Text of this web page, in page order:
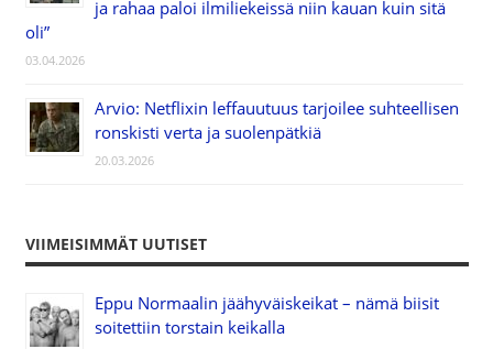
ja rahaa paloi ilmiliekeissä niin kauan kuin sitä
oli”
03.04.2026
Arvio: Netflixin leffauutuus tarjoilee suhteellisen
ronskisti verta ja suolenpätkiä
20.03.2026
VIIMEISIMMÄT UUTISET
Eppu Normaalin jäähyväiskeikat – nämä biisit
soitettiin torstain keikalla